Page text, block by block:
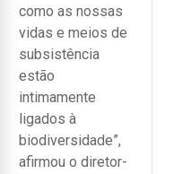
como as nossas
vidas e meios de
subsistência
estão
intimamente
ligados à
biodiversidade”,
afirmou o diretor-